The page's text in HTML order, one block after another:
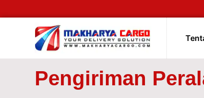
Pengiriman